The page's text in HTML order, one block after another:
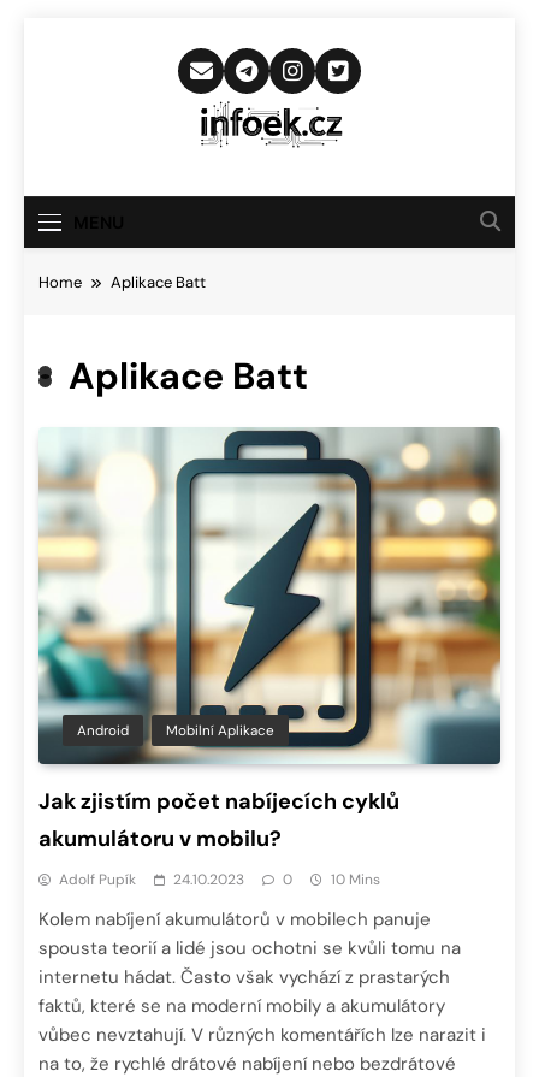
Infoek.cz
Novinkám
Home Aplikace Batt
Aplikace Batt
Android Mobilní Aplikace
Jak zjistím počet nabíjecích cyklů
akumulátoru v mobilu?
Adolf Pupík 24.10.2023 0 10 Mins
Kolem nabíjení akumulátorů v mobilech panuje
spousta teorií a lidé jsou ochotni se kvůli tomu na
internetu hádat. Často však vychází z prastarých
faktů, které se na moderní mobily a akumulátory
vůbec nevztahují. V různých komentářích lze narazit i
na to, že rychlé drátové nabíjení nebo bezdrátové